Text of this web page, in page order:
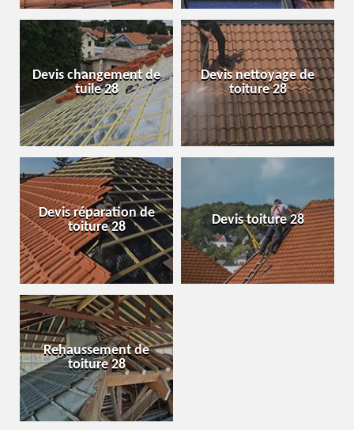
Devis changement de
tuile 28
Devis nettoyage de
toiture 28
Devis réparation de
toiture 28
Devis toiture 28
Rehaussement de
toiture 28